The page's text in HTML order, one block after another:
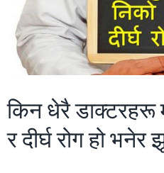
किन धेरै डाक्टरहरू
र दीर्घ रोग हो